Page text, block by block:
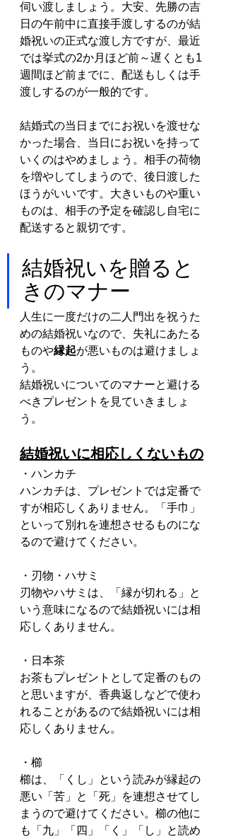
伺い渡しましょう。大安、先勝の吉
日の午前中に直接手渡しするのが結
婚祝いの正式な渡し方ですが、最近
では挙式の2か月ほど前～遅くとも1
週間ほど前までに、配送もしくは手
渡しするのが一般的です。
結婚式の当日までにお祝いを渡せな
かった場合、当日にお祝いを持って
いくのはやめましょう。相手の荷物
を増やしてしまうので、後日渡した
ほうがいいです。大きいものや重い
ものは、相手の予定を確認し自宅に
配送すると親切です。
結婚祝いを贈ると
きのマナー
人生に一度だけの二人門出を祝うた
めの結婚祝いなので、失礼にあたる
ものや縁起が悪いものは避けましょ
う。
結婚祝いについてのマナーと避ける
べきプレゼントを見ていきましょ
う。
結婚祝いに相応しくないもの
・ハンカチ
ハンカチは、プレゼントでは定番で
すが相応しくありません。「手巾」
といって別れを連想させるものにな
るので避けてください。
・刃物・ハサミ
刃物やハサミは、「縁が切れる」と
いう意味になるので結婚祝いには相
応しくありません。
・日本茶
お茶もプレゼントとして定番のもの
と思いますが、香典返しなどで使わ
れることがあるので結婚祝いには相
応しくありません。
・櫛
櫛は、「くし」という読みが縁起の
悪い「苦」と「死」を連想させてし
まうので避けてください。櫛の他に
も「九」「四」「く」「し」と読め